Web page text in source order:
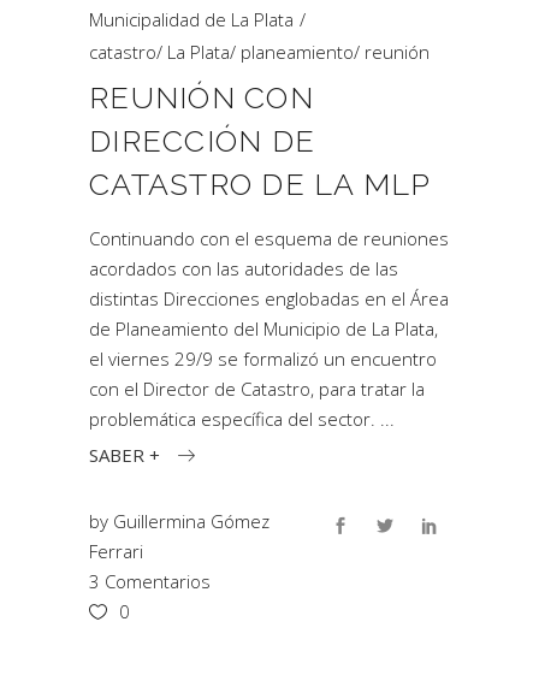
Municipalidad de La Plata
catastro/ La Plata/ planeamiento/ reunión
REUNIÓN CON
DIRECCIÓN DE
CATASTRO DE LA MLP
Continuando con el esquema de reuniones
acordados con las autoridades de las
distintas Direcciones englobadas en el Área
de Planeamiento del Municipio de La Plata,
el viernes 29/9 se formalizó un encuentro
con el Director de Catastro, para tratar la
problemática específica del sector.
SABER +
by Guillermina Gómez
Ferrari
3 Comentarios
0